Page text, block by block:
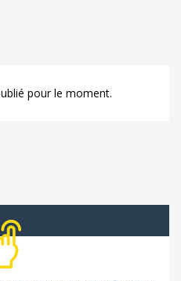
pour le moment.